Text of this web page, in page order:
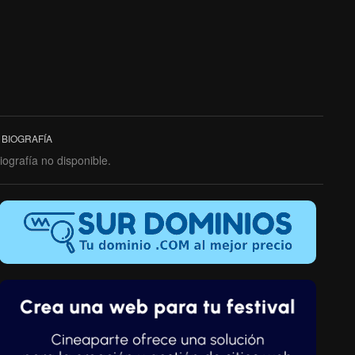
no disponible.